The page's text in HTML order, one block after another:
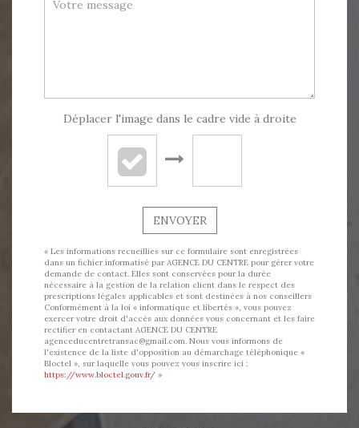
Déplacer l'image dans le cadre vide à droite
ENVOYER
« Les informations recueillies sur ce formulaire sont enregistrées
dans un fichier informatisé par AGENCE DU CENTRE pour gérer votre
demande de contact. Elles sont conservées pour la durée
nécessaire à la gestion de la relation client dans le respect des
prescriptions légales applicables et sont destinées à nos conseillers
Conformément à la loi « informatique et libertés », vous pouvez
exercer votre droit d'accès aux données vous concernant et les faire
rectifier en contactant AGENCE DU CENTRE
agenceducentretransac@gmail.com. Nous vous informons de
l'existence de la liste d'opposition au démarchage téléphonique «
Bloctel », sur laquelle vous pouvez vous inscrire ici :
https://www.bloctel.gouv.fr/ »